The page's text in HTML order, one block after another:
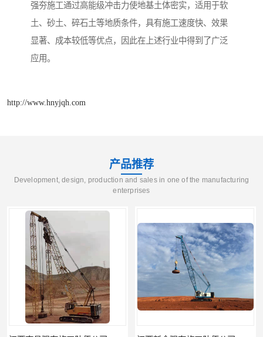
强夯施工通过高能级冲击力使地基土体密实，适用于软
土、砂土、碎石土等地质条件，具有施工速度快、效果
显著、成本较低等优点，因此在上述行业中得到了广泛
应用。
http://www.hnyjqh.com
产品推荐
Development, design, production and sales in one of the manufacturing
enterprises